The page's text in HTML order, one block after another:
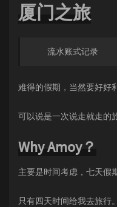
厦门之旅
流水账式记录
难得的假期，当然要好好
可以说是一次说走就走的
Why Amoy？
主要是时间考虑，七天假
只有四天时间给我去旅行。